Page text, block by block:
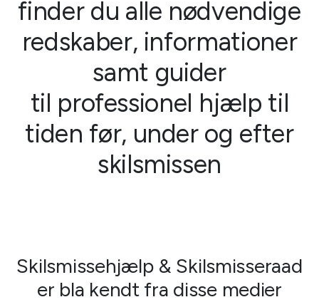
finder du alle nødvendige
redskaber, informationer
samt guider
til professionel hjælp til
tiden før, under og efter
skilsmissen
Skilsmissehjælp & Skilsmisseraad
er bla kendt fra disse medier